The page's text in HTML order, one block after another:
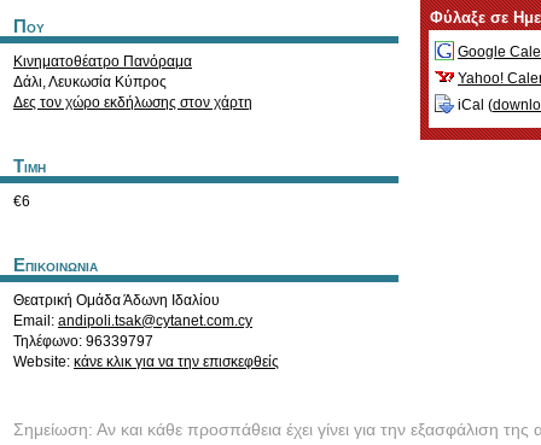
Που
Κινηματοθέατρο Πανόραμα
Δάλι,Λευκωσία Κύπρος
Δες τον χώρο εκδήλωσης στον χάρτη
Τιμη
€6
Επικοινωνια
Θεατρική Ομάδα Άδωνη Ιδαλίου
Email: andipoli.tsak@cytanet.com.cy
Τηλέφωνο: 96339797
Website: κάνε κλικ για να την επισκεφθείς
Φύλαξε σε
Google
Yahoo!
iCal (
Σημείωση: Αν και κάθε προσπάθεια έχει γίνει για την εξασφάλιση της